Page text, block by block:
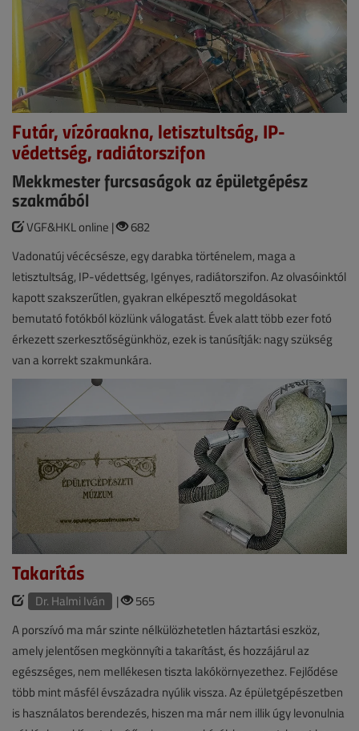
Futár, vízóraakna, letisztultság, IP-
védettség, radiátorszifon
Mekkmester furcsaságok az épületgépész
szakmából
VGF&HKL online |
682
Vadonatúj vécécsésze, egy darabka történelem, maga a
letisztultság, IP-védettség, Igényes, radiátorszifon. Az olvasóinktól
kapott szakszerűtlen, gyakran elképesztő megoldásokat
bemutató fotókból közlünk válogatást. Évek alatt több ezer fotó
érkezett szerkesztőségünkhöz, ezek is tanúsítják: nagy szükség
van a korrekt szakmunkára.
Takarítás
Dr. Halmi Iván |
565
A porszívó ma már szinte nélkülözhetetlen háztartási eszköz,
amely jelentősen megkönnyíti a takarítást, és hozzájárul az
egészséges, nem mellékesen tiszta lakókörnyezethez. Fejlődése
több mint másfél évszázadra nyúlik vissza. Az épületgépészetben
is használatos berendezés, hiszen ma már nem illik úgy levonulnia